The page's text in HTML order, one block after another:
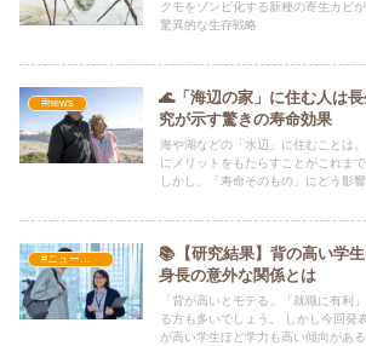
クモをゾンビ化する新種の寄生カビ
驚異的な生存戦略
#news
🌊「海辺の家」に住む人は
究が示す驚きの寿命効果
海や湖などの「水辺」に住むことは
にメリットをもたらすことがこれま
しかし、「寿命そのもの」にどう影
#ニュース・社会・コラム
📚【研究結果】背の高い学
身長の意外な関係とは
「背が高いとモテる」「就職に有利
る方も多いでしょう。 しかし今回発
が高い学生ほど学力も高い傾向があ